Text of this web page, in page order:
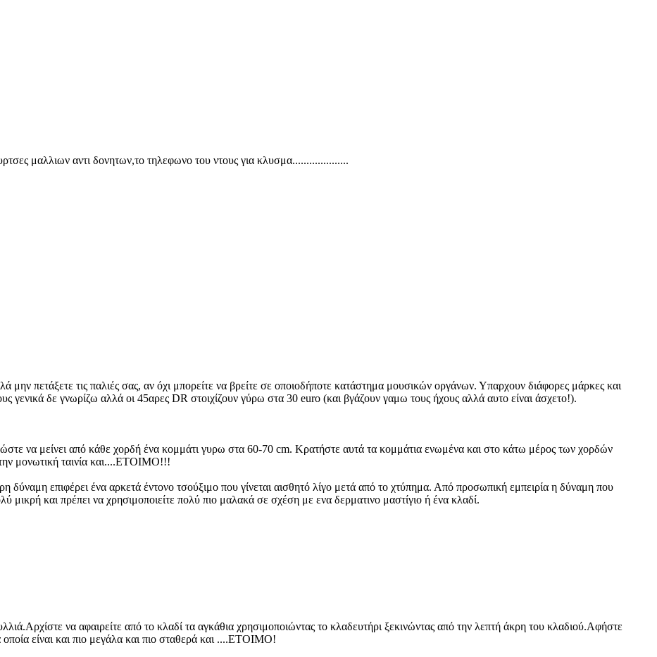
μαλλιων αντι δονητων,το τηλεφωνο του ντους για κλυσμα....................
πετάξετε τις παλιές σας, αν όχι μπορείτε να βρείτε σε οποιοδήποτε κατάστημα μουσικών οργάνων. Υπαρχουν διάφορες μάρκες και
γενικά δε γνωρίζω αλλά οι 45αρες DR στοιχίζουν γύρω στα 30 euro (και βγάζουν γαμω τους ήχους αλλά αυτο είναι άσχετο!).
να μείνει από κάθε χορδή ένα κομμάτι γυρω στα 60-70 cm. Κρατήστε αυτά τα κομμάτια ενωμένα και στο κάτω μέρος των χορδών
μονωτική ταινία και....ΕΤΟΙΜΟ!!!
δύναμη επιφέρει ένα αρκετά έντονο τσούξιμο που γίνεται αισθητό λίγο μετά από το χτύπημα. Από προσωπική εμπειρία η δύναμη που
μικρή και πρέπει να χρησιμοποιείτε πολύ πιο μαλακά σε σχέση με ενα δερματινο μαστίγιο ή ένα κλαδί.
να αφαιρείτε από το κλαδί τα αγκάθια χρησιμοποιώντας το κλαδευτήρι ξεκινώντας από την λεπτή άκρη του κλαδιού.Αφήστε
είναι και πιο μεγάλα και πιο σταθερά και ....ΕΤΟΙΜΟ!